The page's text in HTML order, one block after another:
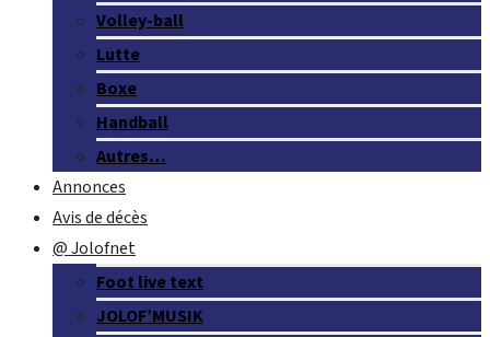
Volley-ball
Lutte
Boxe
Handball
Autres…
Annonces
Avis de décès
@ Jolofnet
Foot live text
JOLOF’MUSIK